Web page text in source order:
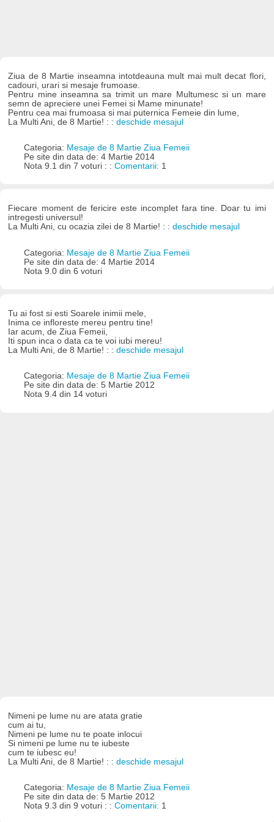
Ziua de 8 Martie inseamna intotdeauna mult mai mult decat flori,
cadouri, urari si mesaje frumoase.
Pentru mine inseamna sa trimit un mare Multumesc si un mare
semn de apreciere unei Femei si Mame minunate!
Pentru cea mai frumoasa si mai puternica Femeie din lume,
La Multi Ani, de 8 Martie! : :deschide mesajul
Categoria: Mesaje de 8 Martie Ziua Femeii
Pe site din data de: 4 Martie 2014
Nota 9.1 din 7 voturi : : Comentarii: 1
Fiecare moment de fericire este incomplet fara tine. Doar tu imi
intregesti universul!
La Multi Ani, cu ocazia zilei de 8 Martie! : :deschide mesajul
Categoria: Mesaje de 8 Martie Ziua Femeii
Pe site din data de: 4 Martie 2014
Nota 9.0 din 6 voturi
Tu ai fost si esti Soarele inimii mele,
Inima ce infloreste mereu pentru tine!
Iar acum, de Ziua Femeii,
Iti spun inca o data ca te voi iubi mereu!
La Multi Ani, de 8 Martie! : :deschide mesajul
Categoria: Mesaje de 8 Martie Ziua Femeii
Pe site din data de: 5 Martie 2012
Nota 9.4 din 14 voturi
Nimeni pe lume nu are atata gratie
cum ai tu,
Nimeni pe lume nu te poate inlocui
Si nimeni pe lume nu te iubeste
cum te iubesc eu!
La Multi Ani, de 8 Martie! : :deschide mesajul
Categoria: Mesaje de 8 Martie Ziua Femeii
Pe site din data de: 5 Martie 2012
Nota 9.3 din 9 voturi : : Comentarii: 1